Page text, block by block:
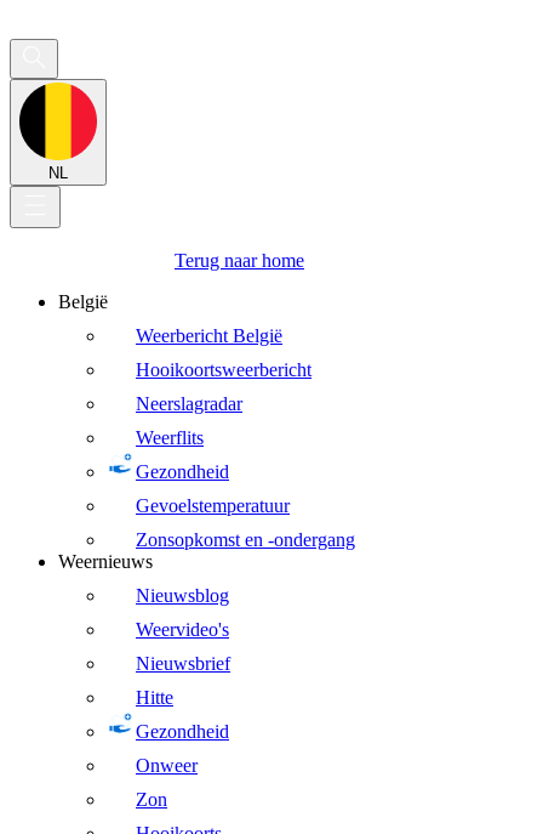
NL
Terug naar home
België
Weerbericht België
Hooikoortsweerbericht
Neerslagradar
Weerflits
Gezondheid
Gevoelstemperatuur
Zonsopkomst en -ondergang
Weernieuws
Nieuwsblog
Weervideo's
Nieuwsbrief
Hitte
Gezondheid
Onweer
Zon